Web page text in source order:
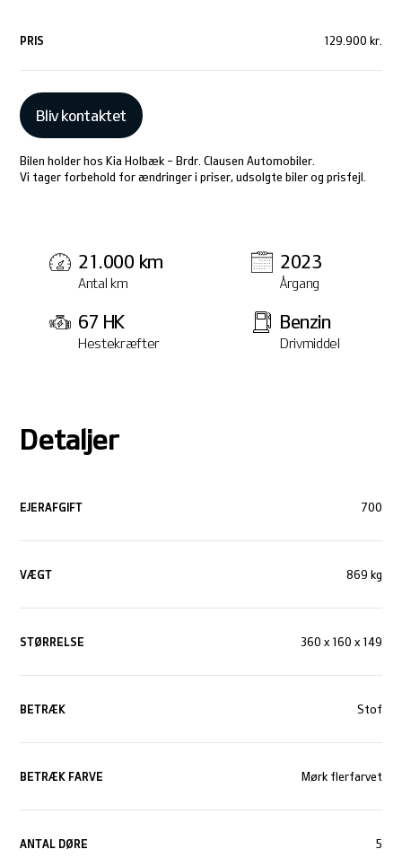
PRIS 129.900 kr.
Bliv kontaktet
Bilen holder hos Kia Holbæk - Brdr. Clausen Automobiler.
Vi tager forbehold for ændringer i priser, udsolgte biler og prisfejl.
21.000 km
Antal km
2023
Årgang
67 HK
Hestekræfter
Benzin
Drivmiddel
Detaljer
EJERAFGIFT 700
VÆGT 869 kg
STØRRELSE 360 x 160 x 149
BETRÆK Stof
BETRÆK FARVE Mørk flerfarvet
ANTAL DØRE 5